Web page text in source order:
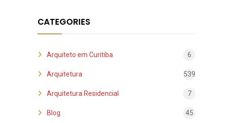
CATEGORIES
Arquiteto em Curitiba 6
Arquitetura 539
Arquitetura Residencial 7
Blog 45